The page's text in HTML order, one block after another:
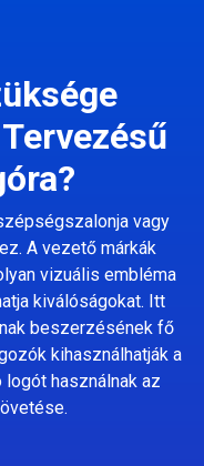
vagy
A vezető márkák
vizuális embléma
kiválóságokat. Itt
beszerzésének fő
kihasználhatják a
használnak az